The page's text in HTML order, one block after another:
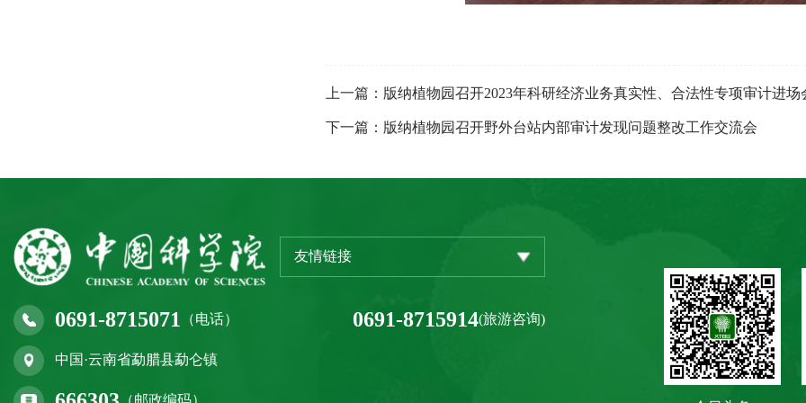
上一篇：版纳植物园召开2023年科研经济业务真实性、合法性专项审计进场
下一篇：版纳植物园召开野外台站内部审计发现问题整改工作交流会
友情链接
0691-8715071 （电话） 0691-8715914(旅游咨询)
中国·云南省勐腊县勐仑镇
（邮政编码）